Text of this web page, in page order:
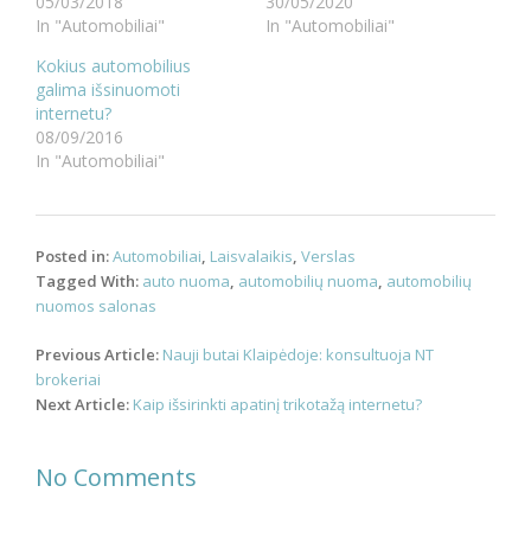
In "Automobiliai"
In "Automobiliai"
Kokius automobilius
galima išsinuomoti
internetu?
08/09/2016
In "Automobiliai"
Posted in:Automobiliai, Laisvalaikis, Verslas
Tagged With: auto nuoma, automobilių nuoma, automobilių
nuomos salonas
Post
navigation
Previous Article: Nauji butai Klaipėdoje: konsultuoja NT
brokeriai
Next Article: Kaip išsirinkti apatinį trikotažą internetu?
No Comments